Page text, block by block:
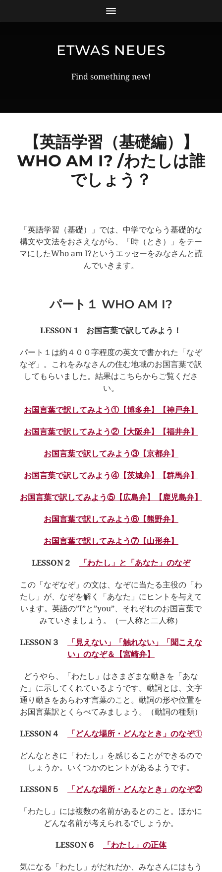
ETWAS NEUES
Find something new!
【英語学習（基礎編）】
WHO AM I? /わたしは誰
でしょう？
「英語学習（基礎）」では、中学でならう基礎的な
構文や文法をおさえながら、「時（とき）」をテー
マにしたWho am I?というエッセーをみなさんと読
んでいきます。
パート１ WHO AM I?
LESSON 1 お国言葉で訳してみよう！
パート１は約４００字程度の英文で書かれた「なぞ
なぞ」。これをみなさんの住む地域のお国言葉で訳
してもらいました。結果はこちらからご覧くださ
い。
お国言葉で訳してみよう①【博多弁】【神戸弁】
お国言葉で訳してみよう②【大阪弁】【福井弁】
お国言葉で訳してみよう③【京都弁】
お国言葉で訳してみよう④【茨城弁】【群馬弁】
お国言葉で訳してみよう⑤【広島弁】【鹿児島弁】
お国言葉で訳してみよう⑥【熊野弁】
お国言葉で訳してみよう⑦【山形弁】
LESSON２ 「わたし」と「あなた」のなぞ
この「なぞなぞ」の文は、なぞに当たる主役の「わ
たし」が、なぞを解く「あなた」にヒントを与えて
います。英語の”I”と”you”、それぞれのお国言葉で
みていきましょう。（一人称と二人称）
LESSON３
「見えない」「触れない」「聞こえな
い」のなぞ＆【宮崎弁】
どうやら、「わたし」はさまざまな動きを「あな
た」に示してくれているようです。動詞とは、文字
通り動きをあらわす言葉のこと。動詞の形や位置を
お国言葉訳とくらべてみましょう。（動詞の種類）
LESSON４ 「どんな場所・どんなとき」のなぞ①
どんなときに「わたし」を感じることができるので
しょうか。いくつかのヒントがあるようです。
LESSON５ 「どんな場所・どんなとき」のなぞ②
「わたし」には複数の名前があるとのこと。ほかに
どんな名前が考えられるでしょうか。
LESSON６ 「わたし」の正体
気になる「わたし」がだれだか、みなさんにはもう